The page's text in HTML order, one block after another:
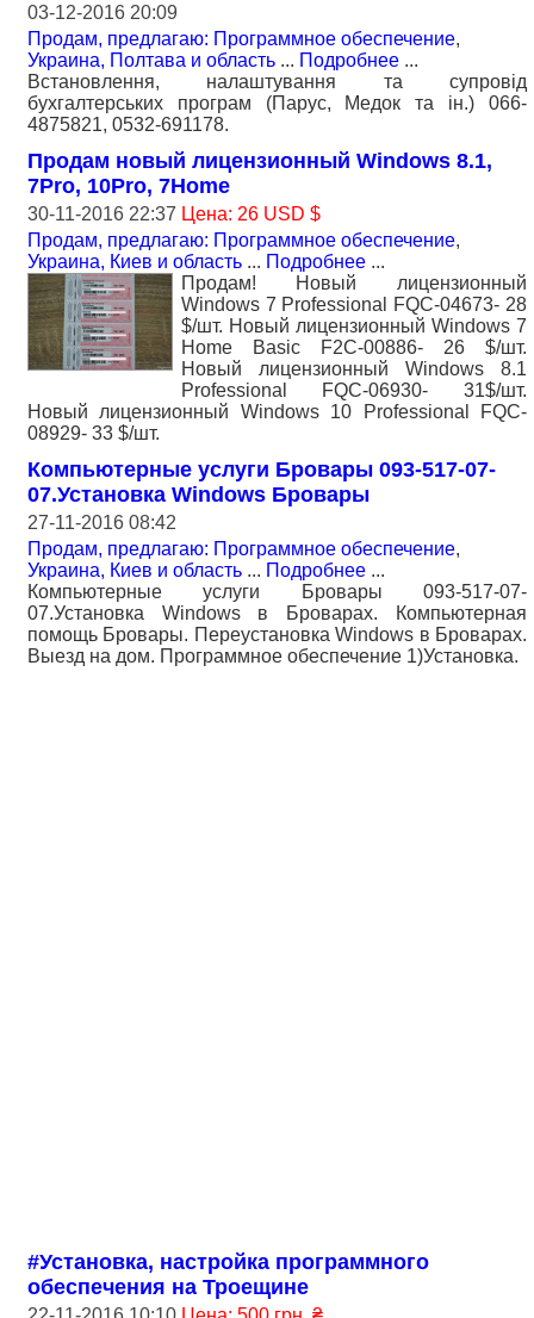
03-12-2016 20:09
Продам, предлагаю: Программное обеспечение,
Украина, Полтава и область ... Подробнее ...
Встановлення, налаштування та супровід
бухгалтерських програм (Парус, Медок та ін.) 066-
4875821, 0532-691178.
Продам новый лицензионный Windows 8.1,
7Pro, 10Pro, 7Home
30-11-2016 22:37 Цена: 26 USD $
Продам, предлагаю: Программное обеспечение,
Украина, Киев и область ... Подробнее ...
Продам! Новый лицензионный
Windows 7 Professional FQC-04673- 28
$/шт. Новый лицензионный Windows 7
Home Basic F2C-00886- 26 $/шт.
Новый лицензионный Windows 8.1
Professional FQC-06930- 31$/шт.
Новый лицензионный Windows 10 Professional FQC-
08929- 33 $/шт.
Компьютерные услуги Бровары 093-517-07-
07.Установка Windows Бровары
27-11-2016 08:42
Продам, предлагаю: Программное обеспечение,
Украина, Киев и область ... Подробнее ...
Компьютерные услуги Бровары 093-517-07-
07.Установка Windows в Броварах. Компьютерная
помощь Бровары. Переустановка Windows в Броварах.
Выезд на дом. Программное обеспечение 1)Установка.
#Установка, настройка программного
обеспечения на Троещине